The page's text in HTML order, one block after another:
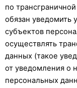
по
обязан уведомить
субъектов
осуществлять
данных (такое
от уведомления о
персональных